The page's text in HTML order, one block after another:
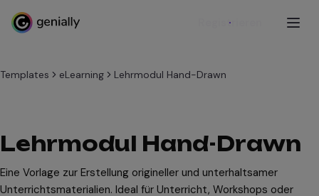
Registrieren
Templates eLearning Lehrmodul Hand-Drawn
Lehrmodul Hand-Drawn
Eine Vorlage zur Erstellung origineller und unterhaltsamer
Unterrichtsmaterialien. Ideal für Unterricht, Workshops oder